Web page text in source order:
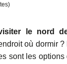
le nord
où dormir ?
sont les options